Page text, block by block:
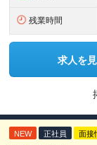
残業時間
求人を
NEW 正社員 面接